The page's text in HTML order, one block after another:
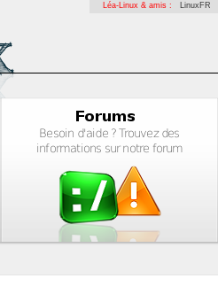
Léa-Linux & amis : LinuxFR